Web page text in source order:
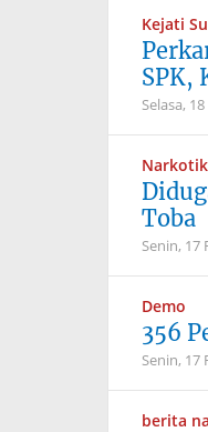
Kejati
SPK,
Selasa,
Toba
Senin, 17
Demo
356
Senin, 17
berita